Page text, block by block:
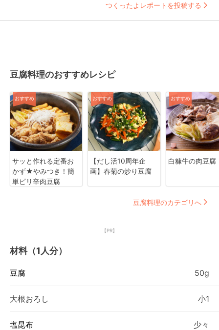
つくったよレポートを投稿する
豆腐料理のおすすめレシピ
おすすめ
サッと作れる定番お
かず★やみつき！簡
単ピリ辛肉豆腐
おすすめ
【だし活10周年企
画】春菊の炒り豆腐
おすすめ
白糠牛の肉豆腐
豆腐料理のカテゴリへ
【PR】
材料（1人分）
豆腐 50g
大根おろし 小1
塩昆布 少々